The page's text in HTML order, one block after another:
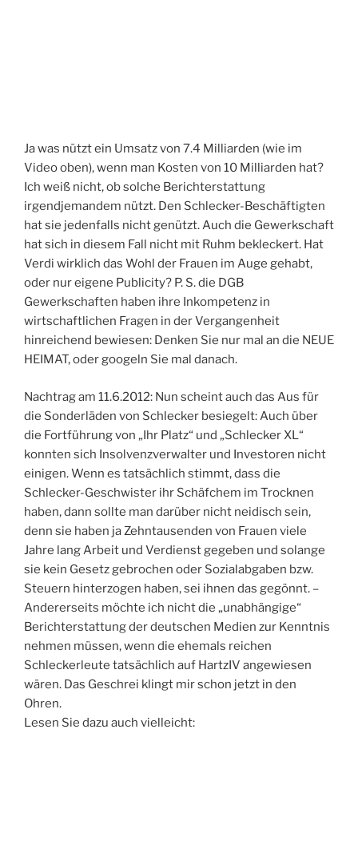
Ja was nützt ein Umsatz von 7.4 Milliarden (wie im
Video oben), wenn man Kosten von 10 Milliarden hat?
Ich weiß nicht, ob solche Berichterstattung
irgendjemandem nützt. Den Schlecker-Beschäftigten
hat sie jedenfalls nicht genützt. Auch die Gewerkschaft
hat sich in diesem Fall nicht mit Ruhm bekleckert. Hat
Verdi wirklich das Wohl der Frauen im Auge gehabt,
oder nur eigene Publicity? P. S. die DGB
Gewerkschaften haben ihre Inkompetenz in
wirtschaftlichen Fragen in der Vergangenheit
hinreichend bewiesen: Denken Sie nur mal an die NEUE
HEIMAT, oder googeln Sie mal danach.
Nachtrag am 11.6.2012: Nun scheint auch das Aus für
die Sonderläden von Schlecker besiegelt: Auch über
die Fortführung von „Ihr Platz“ und „Schlecker XL“
konnten sich Insolvenzverwalter und Investoren nicht
einigen. Wenn es tatsächlich stimmt, dass die
Schlecker-Geschwister ihr Schäfchem im Trocknen
haben, dann sollte man darüber nicht neidisch sein,
denn sie haben ja Zehntausenden von Frauen viele
Jahre lang Arbeit und Verdienst gegeben und solange
sie kein Gesetz gebrochen oder Sozialabgaben bzw.
Steuern hinterzogen haben, sei ihnen das gegönnt. –
Andererseits möchte ich nicht die „unabhängige“
Berichterstattung der deutschen Medien zur Kenntnis
nehmen müssen, wenn die ehemals reichen
Schleckerleute tatsächlich auf HartzIV angewiesen
wären. Das Geschrei klingt mir schon jetzt in den
Ohren.
Lesen Sie dazu auch vielleicht: